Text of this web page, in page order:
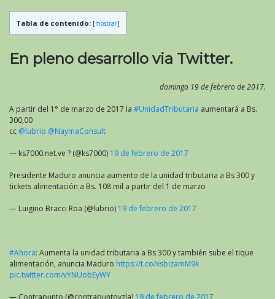
Tabla de contenido: [mostrar]
En pleno desarrollo via Twitter.
domingo 19 de febrero de 2017.
A partir del 1° de marzo de 2017 la #UnidadTributaria aumentará a Bs.
300,00
cc @lubrio @NaymaConsult
— ks7000.net.ve ? (@ks7000) 19 de febrero de 2017
Presidente Maduro anuncia aumento de la unidad tributaria a Bs 300 y
tickets alimentación a Bs. 108 mil a partir del 1 de marzo
— Luigino Bracci Roa (@lubrio) 19 de febrero de 2017
#Ahora: Aumenta la unidad tributaria a Bs 300 y también sube el tique
alimentación, anuncia Maduro https://t.co/xsbizamM9k
pic.twitter.com/vYNUobEyWY
— Contrapunto (@contrapuntovzla) 19 de febrero de 2017